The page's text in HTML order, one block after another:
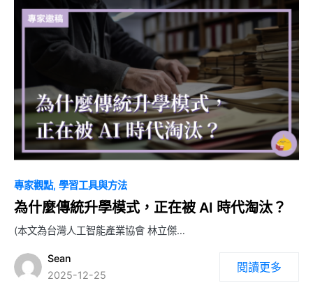
專家觀點 學習工具與方法
為什麼傳統升學模式，正在被 AI 時代淘汰？
(本文為台灣人工智能產業協會 林立傑…
Sean
2025-12-25
閱讀更多